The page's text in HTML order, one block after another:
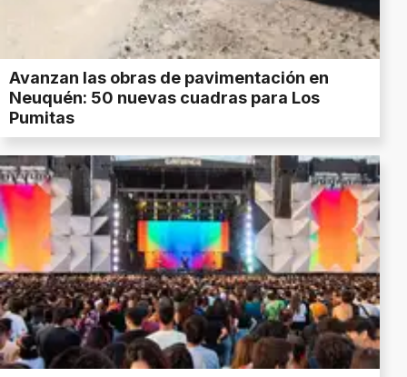
Avanzan las obras de pavimentación en
Neuquén: 50 nuevas cuadras para Los
Pumitas